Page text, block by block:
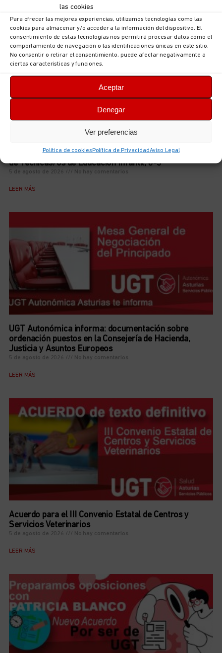
las cookies
Para ofrecer las mejores experiencias, utilizamos tecnologías como las
cookies para almacenar y/o acceder a la información del dispositivo. El
consentimiento de estas tecnologías nos permitirá procesar datos como el
comportamiento de navegación o las identificaciones únicas en este sitio.
No consentir o retirar el consentimiento, puede afectar negativamente a
ciertas características y funciones.
Aceptar
Denegar
Ver preferencias
Política de cookies Política de PrivacidadAviso Legal
Iniciamos el curso de preparación de las futuras plazas
de Técnicas/os de Educación Infantil, 0-3
5 de agosto de 2026 No hay comentarios
LEER MÁS
UGT Autonómica informa: documentación sobre
ordenación puestos en la Consejería de Hacienda,
Justicia y Asuntos Europeos
5 de agosto de 2026 No hay comentarios
LEER MÁS
Acuerdo para el III Convenio Estatal de Centros y
Servicios Veterinarios
5 de agosto de 2026 No hay comentarios
LEER MÁS